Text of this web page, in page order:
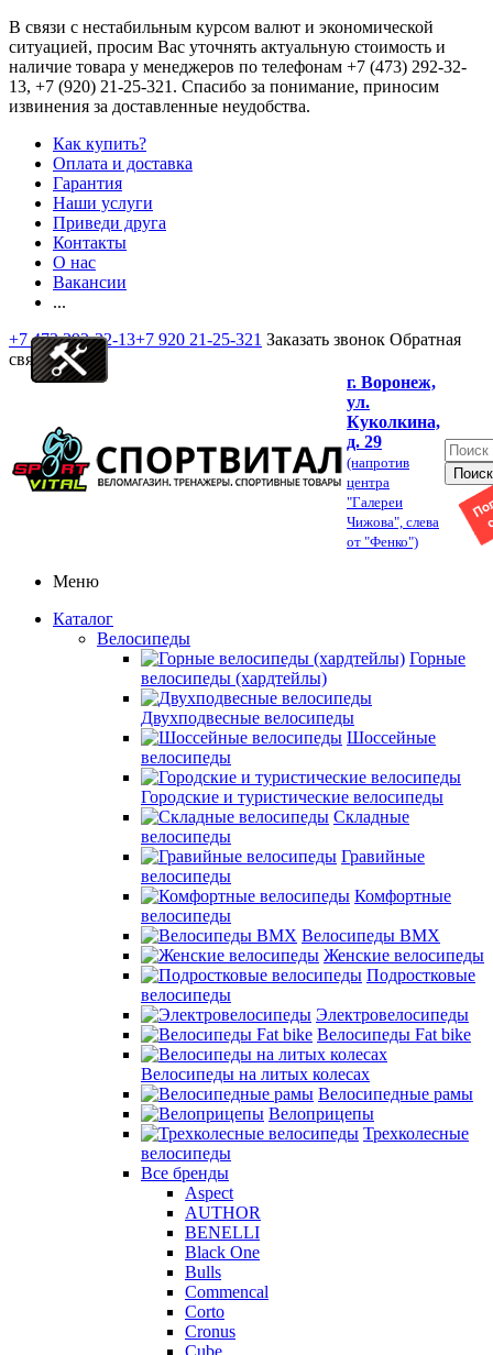
В связи с нестабильным курсом валют и экономической
ситуацией, просим Вас уточнять актуальную стоимость и
наличие товара у менеджеров по телефонам +7 (473) 292-32-
13, +7 (920) 21-25-321 . Спасибо за понимание, приносим
извинения за доставленные неудобства.
Как купить?
Оплата и доставка
Гарантия
Наши услуги
Приведи друга
Контакты
О нас
Вакансии
...
+7 473 292-32-13+7 920 21-25-321 Заказать звонок Обратная
связь
г. Воронеж,
ул.
Куколкина,
д. 29
(напротив
центра
"Галереи
Чижова", слева
от "Фенко")
Меню
Каталог
Велосипеды
Горные
велосипеды (хардтейлы)
Двухподвесные велосипеды
Шоссейные
велосипеды
Городские и туристические велосипеды
Складные
велосипеды
Гравийные
велосипеды
Комфортные
велосипеды
Велосипеды BMX
Женские велосипеды
Подростковые
велосипеды
Электровелосипеды
Велосипеды Fat bike
Велосипеды на литых колесах
Велосипедные рамы
Велоприцепы
Трехколесные
велосипеды
Все бренды
Aspect
AUTHOR
BENELLI
Black One
Bulls
Commencal
Corto
Cronus
Cube